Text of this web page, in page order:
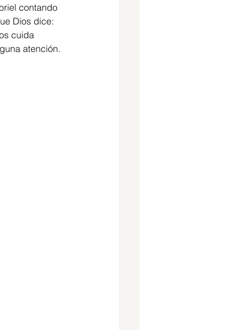
contando
Dios dice:
cuida
atención.